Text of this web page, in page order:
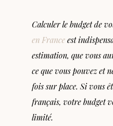
Calculer le budget de
en Franceest
estimation, que vous
ce que vous pouvez et
fois sur place. Si vous
français, votre budget
limité.